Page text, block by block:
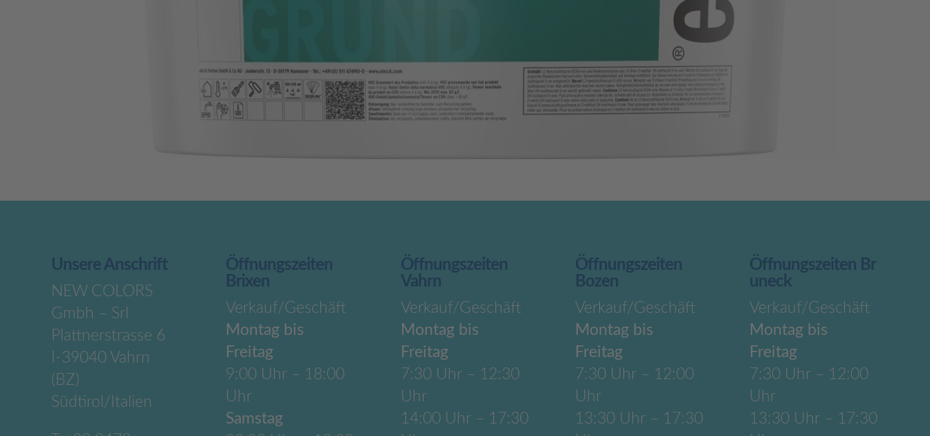
Unsere Anschrift
NEW COLORS
Gmbh – Srl
Plattnerstrasse 6
I-39040 Vahrn
(BZ)
Südtirol/Italien
Öffnungszeiten
Brixen
Verkauf/Geschäft
Montag bis
Freitag
9:00 Uhr – 18:00
Uhr
Samstag
Öffnungszeiten
Vahrn
Verkauf/Geschäft
Montag bis
Freitag
7:30 Uhr – 12:30
Uhr
14:00 Uhr – 17:30
Öffnungszeiten
Bozen
Verkauf/Geschäft
Montag bis
Freitag
7:30 Uhr – 12:00
Uhr
13:30 Uhr – 17:30
Öffnungszeiten Br
uneck
Verkauf/Geschäft
Montag bis
Freitag
7:30 Uhr – 12:00
Uhr
13:30 Uhr – 17:30